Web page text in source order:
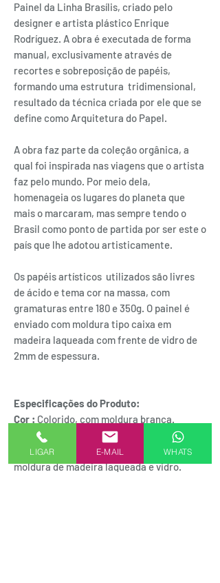
Painel da Linha Brasílis, criado pelo
designer e artista plástico Enrique
Rodríguez. A obra é executada de forma
manual, exclusivamente através de
recortes e sobreposição de papéis,
formando uma estrutura tridimensional,
resultado da técnica criada por ele que se
define como Arquitetura do Papel.
A obra faz parte da coleção orgânica, a
qual foi inspirada nas viagens que o artista
faz pelo mundo. Por meio dela,
homenageia os lugares do planeta que
mais o marcaram, mas sempre tendo o
Brasil como ponto de partida por ser este o
país que lhe adotou artisticamente.
Os papéis artísticos utilizados são livres
de ácido e tema cor na massa, com
gramaturas entre 180 e 350g. O painel é
enviado com moldura tipo caixa em
madeira laqueada com frente de vidro de
2mm de espessura.
Especificações do Produto:
Cor : Colorido, com moldura branca.
Composição :
Obra de arte , papéis
artísticos, ph neutro, cor na massa,
moldura de madeira laqueada e vidro.
LIGAR E-MAIL WHATS